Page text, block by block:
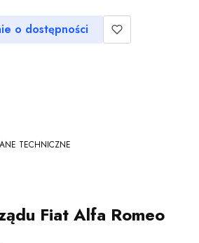
o dostępności
TECHNICZNE
Fiat Alfa Romeo